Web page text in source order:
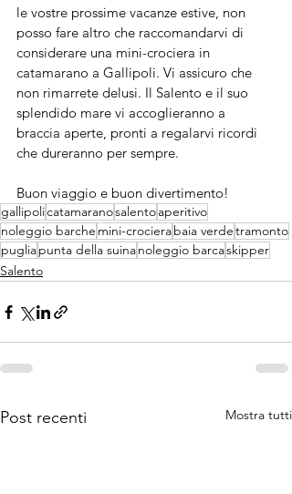
le vostre prossime vacanze estive, non
posso fare altro che raccomandarvi di
considerare una mini-crociera in
catamarano a Gallipoli. Vi assicuro che
non rimarrete delusi. Il Salento e il suo
splendido mare vi accoglieranno a
braccia aperte, pronti a regalarvi ricordi
che dureranno per sempre.
Buon viaggio e buon divertimento!
gallipolicatamaranosalentoaperitivo
noleggio barche mini-crocierabaia verdetramonto
pugliapunta della suinanoleggio barcaskipper
Salento
Post recenti Mostra tutti